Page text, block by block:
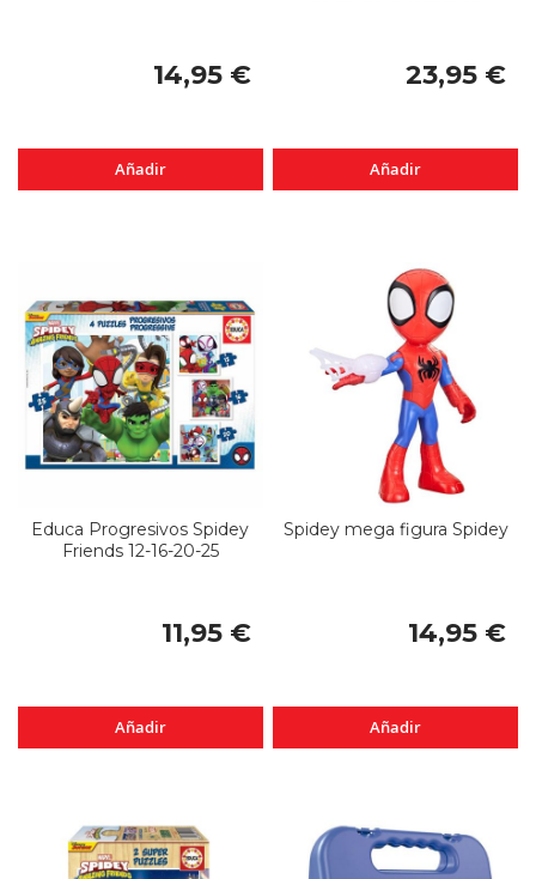
14,95 €
Añadir
23,95 €
Añadir
Educa Progresivos Spidey
Friends 12-16-20-25
11,95 €
Añadir
Spidey mega figura Spidey
14,95 €
Añadir